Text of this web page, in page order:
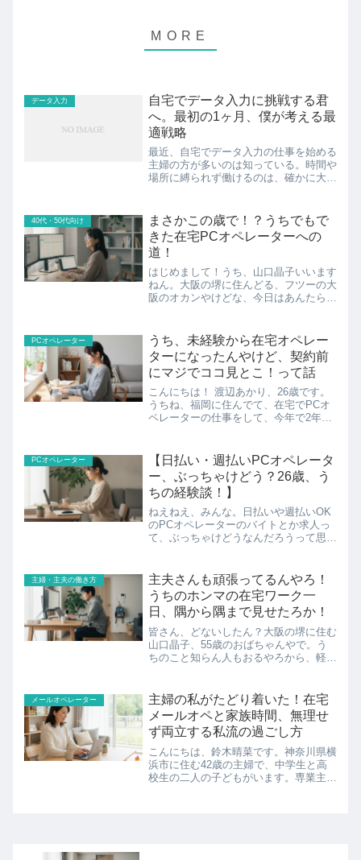
データ入力
自宅でデータ入力に挑戦する君
へ。最初の1ヶ月、僕が考える最
適戦略
最近、自宅でデータ入力の仕事を始める
主婦の方が多いのは知っている。時間や
場所に縛られず働けるのは、確かに大き
続けているから、その良さは痛いほど理
解している。ただ、なんとな
40代・50代向け
まさかこの歳で！？うちでもで
きた在宅PCオペレーターへの
道！
はじめまして！うち、山口晶子いいます
ねん。大阪の堺に住んどる、フツーの大
阪のオカンやけどな、今日はあんたら
来月には55歳になるうちが、まさかこ
の歳で新しい仕事に飛び込む
PCオペレーター
うち、未経験から在宅オペレー
ターになったんやけど、契約前
にマジでココ見とこ！って話
こんにちは！ 渡辺あかり、26歳です。
うちね、福岡に住んでて、在宅でPCオ
ペレーターの仕事をして、今年で2年目
ナ禍で観光業が大打撃を受けてしまっ
て。このままずっと働き続
PCオペレーター
【日払い・週払いPCオペレータ
ー、ぶっちゃけどう？26歳、う
ちの経験談！】
ねえねえ、みんな。日払いや週払いOK
のPCオペレーターのバイトとか求人っ
て、ぶっちゃけどうなんだろうって思っ
の大学を出てから、3年間観光案内所で
働いてたんだけど、コ
主婦・主夫の働き方
主夫さんも頑張ってるんやろ！
うちのホンマの在宅ワーク一
日、隅から隅まで見せたろか！
皆さん、どないしたん？大阪の堺に住む
山口晶子、55歳のおばちゃんやで。う
ちのこと知らん人もおるやろから、軽く
とったんよ。それが、50歳過ぎて体力
的にしんどくなってきた頃
メールオペレーター
主婦の私がたどり着いた！在宅
メールオペと家族時間、無理せ
ず両立する私流の過ごし方
こんにちは、鈴木晴菜です。神奈川県横
浜市に住む42歳の主婦で、中学生と高
校生の二人の子どもがいます。専業主婦